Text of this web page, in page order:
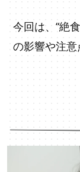
今回は、“絶
の影響や注意